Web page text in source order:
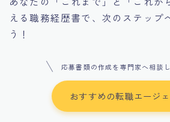
える職務経歴書で、次のステップ
う！
応募書類の作成を専門家へ相談
おすすめの転職エージ